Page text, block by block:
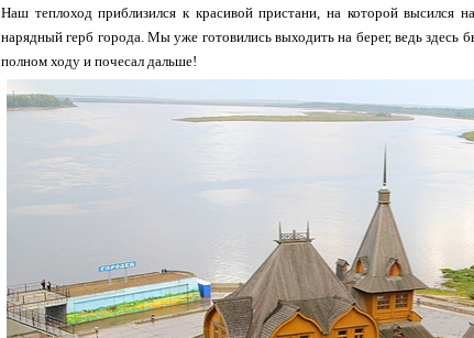
Наш теплоход приблизился к красивой пристани, на которой высился
нарядный герб города. Мы уже готовились выходить на берег, ведь здесь
полном ходу и почесал дальше!